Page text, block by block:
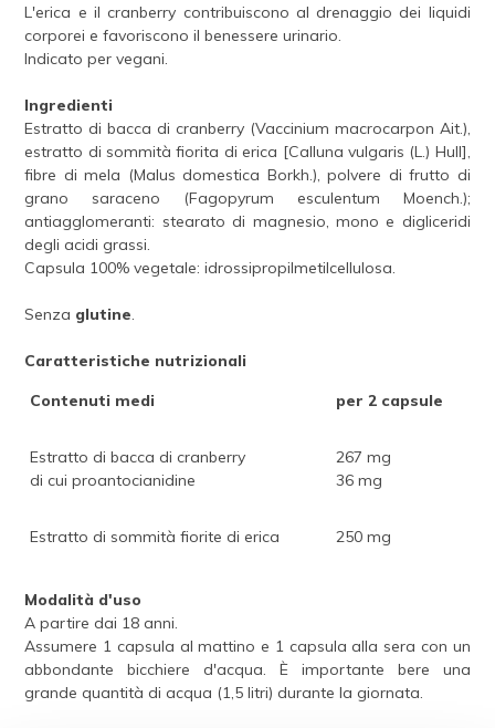
L'erica e il cranberry contribuiscono al drenaggio dei liquidi
corporei e favoriscono il benessere urinario.
Indicato per vegani.
Ingredienti
Estratto di bacca di cranberry (Vaccinium macrocarpon Ait.),
estratto di sommità fiorita di erica [Calluna vulgaris (L.) Hull],
fibre di mela (Malus domestica Borkh.), polvere di frutto di
grano saraceno (Fagopyrum esculentum Moench.);
antiagglomeranti: stearato di magnesio, mono e digliceridi
degli acidi grassi.
Capsula 100% vegetale: idrossipropilmetilcellulosa.
Senza glutine.
Caratteristiche nutrizionali
Contenuti medi
per 2 capsule
Estratto di bacca di cranberry
di cui proantocianidine
267 mg
36 mg
Estratto di sommità fiorite di erica 250 mg
Modalità d'uso
A partire dai 18 anni.
Assumere 1 capsula al mattino e 1 capsula alla sera con un
abbondante bicchiere d'acqua. È importante bere una
grande quantità di acqua (1,5 litri) durante la giornata.